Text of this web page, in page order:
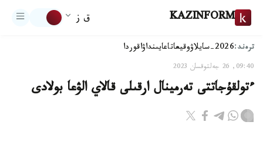
KAZINFORM ق ز
ترەند:2026-سايلاۋ وقيعاتاعايىنداۋاقوردا
09:40, 26 جەلتوقسان 2023
ءتولقۇجاتتى تەرمينال ارقىلى قالاي الۋعا بولادى